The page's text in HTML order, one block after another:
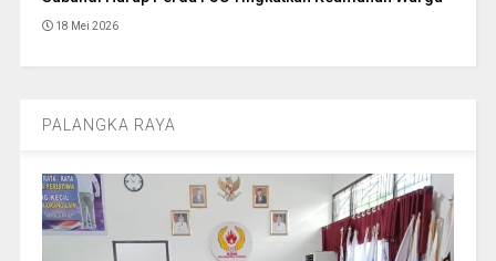
18 Mei 2026
PALANGKA RAYA